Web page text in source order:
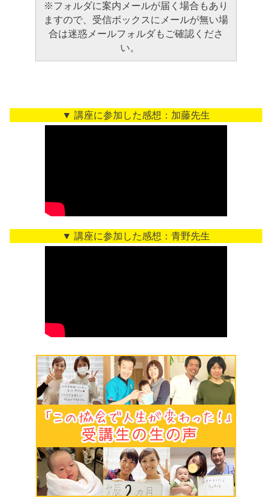
※フォルダに案内メールが届く場合もあり
ますので、受信ボックスにメールが無い場
合は迷惑メールフォルダもご確認くださ
い。
▼ 講座に参加した感想：加藤先生
▼ 講座に参加した感想：青野先生